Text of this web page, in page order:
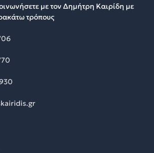
με τον Δημήτρη Καιρίδη με
τρόπους